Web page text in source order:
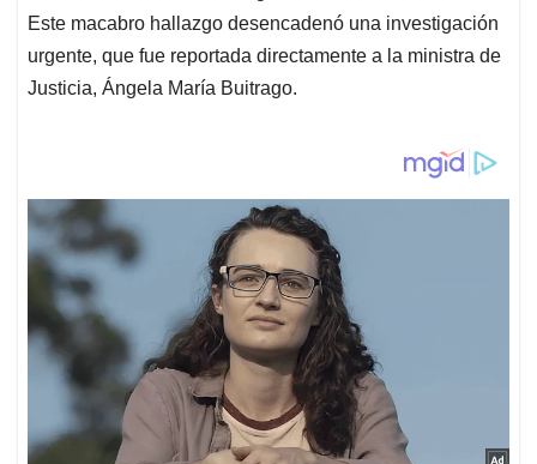
Este macabro hallazgo desencadenó una investigación
urgente, que fue reportada directamente a la ministra de
Justicia, Ángela María Buitrago.